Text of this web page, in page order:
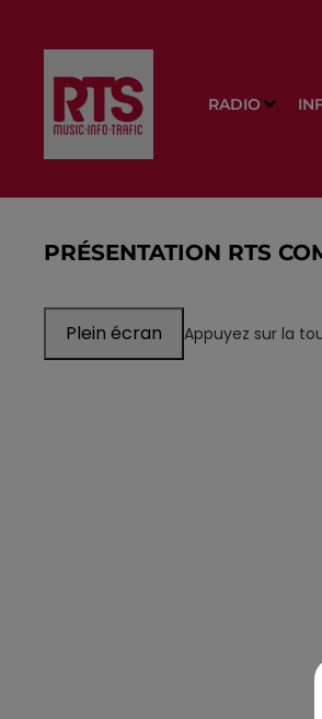
RADIO
PRÉSENTATION RTS
Plein écran Appuyez sur la